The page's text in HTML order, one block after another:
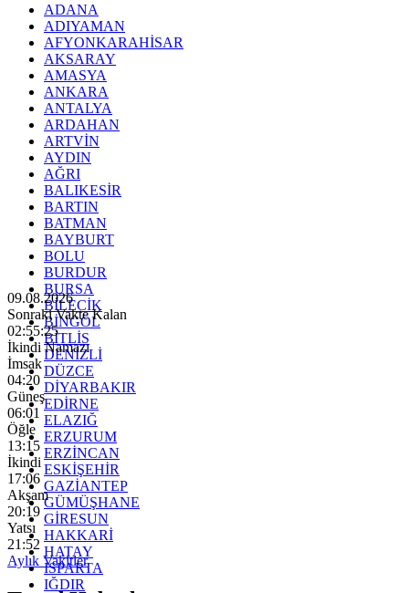
ADANA
ADIYAMAN
AFYONKARAHİSAR
AKSARAY
AMASYA
ANKARA
ANTALYA
ARDAHAN
ARTVİN
AYDIN
AĞRI
BALIKESİR
BARTIN
BATMAN
BAYBURT
BOLU
BURDUR
BURSA
BİLECİK
BİNGÖL
BİTLİS
DENİZLİ
DÜZCE
DİYARBAKIR
EDİRNE
ELAZIĞ
ERZURUM
ERZİNCAN
ESKİŞEHİR
GAZİANTEP
GÜMÜŞHANE
GİRESUN
HAKKARİ
HATAY
ISPARTA
IĞDIR
09.08.2026
Sonraki Vakte Kalan
02:55:24
İkindi Namazı
İmsak
04:20
Güneş
06:01
Öğle
13:15
İkindi
17:06
Akşam
20:19
Yatsı
21:52
Aylık Vakitler